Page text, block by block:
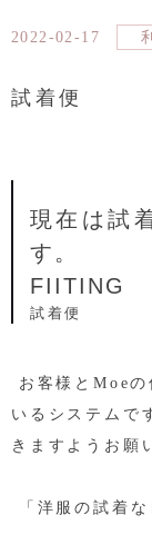
2022-02-17
試着便
現在は試
す。
FIITING
試着便
お客様とMoe
いるシステムで
きますようお願
「洋服の試着